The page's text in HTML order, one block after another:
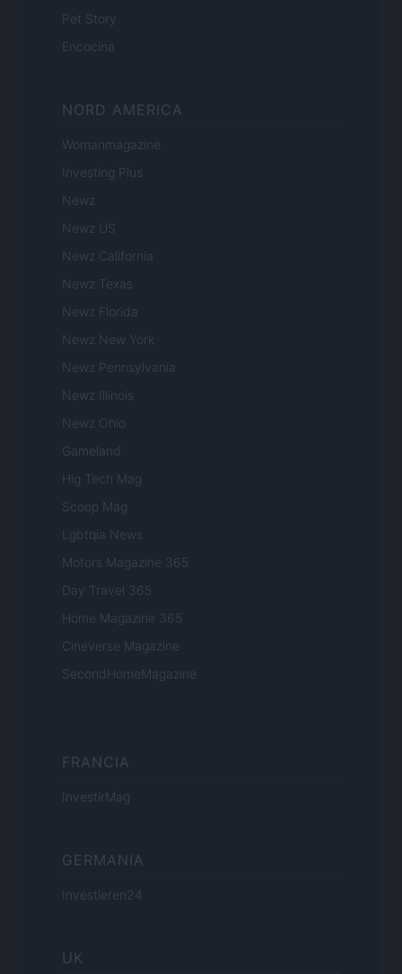
Pet Story
Encocina
NORD AMERICA
Womanmagazine
Investing Plus
Newz
Newz US
Newz California
Newz Texas
Newz Florida
Newz New York
Newz Pennsylvania
Newz Illinois
Newz Ohio
Gameland
Hig Tech Mag
Scoop Mag
Lgbtqia News
Motors Magazine 365
Day Travel 365
Home Magazine 365
Cineverse Magazine
SecondHomeMagazine
FRANCIA
InvestirMag
GERMANIA
Investieren24
UK